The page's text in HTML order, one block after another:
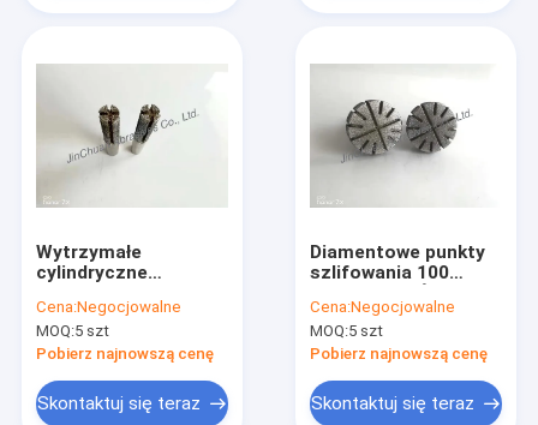
Wytrzymałe
cylindryczne
diamentowe do
szlifowania Giti 100 o
długości 60 mm
Cena:Negocjowalne
MOQ:5 szt
Pobierz najnowszą cenę
Skontaktuj się teraz
Diamentowe punkty
szlifowania 100
15 mm Długość 40
mm Do ostrzenia
części
Cena:Negocjowalne
MOQ:5 szt
Pobierz najnowszą cenę
Skontaktuj się teraz